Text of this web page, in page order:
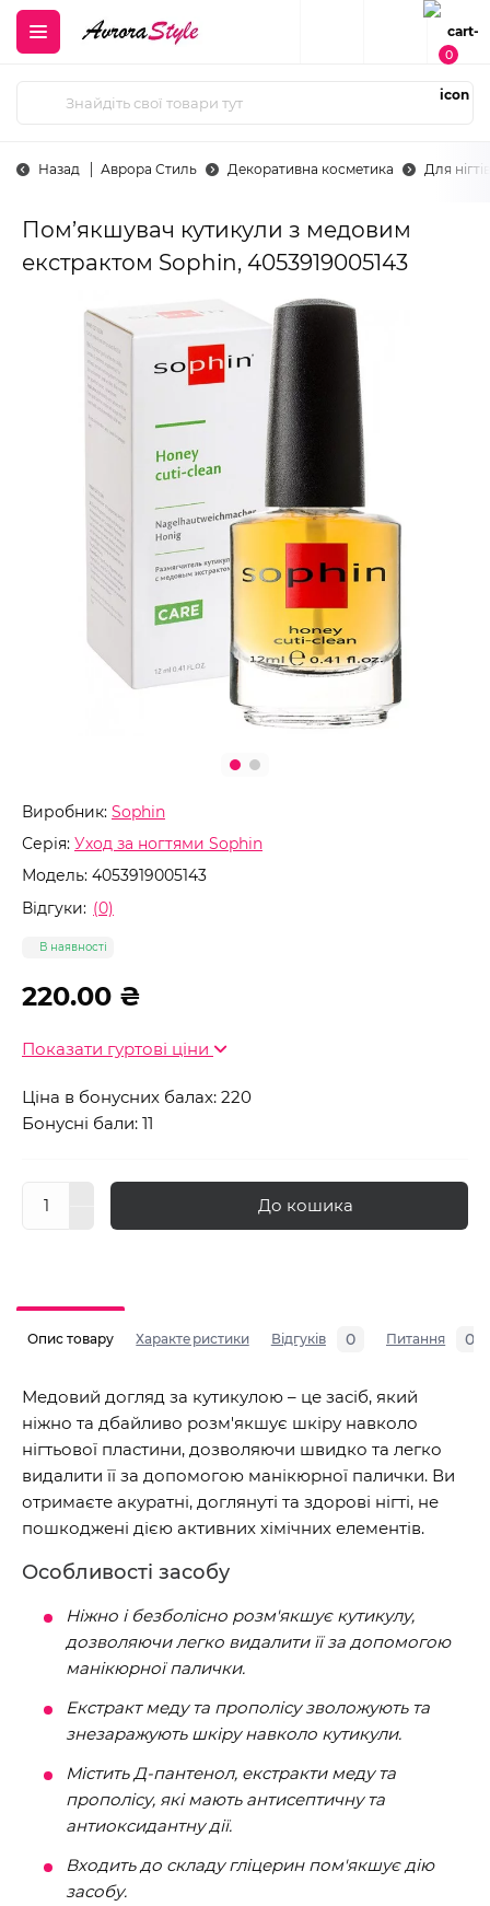
0
Назад Аврора Стиль Декоративна косметика Для нігтів
Пом’якшувач кутикули з медовим
екстрактом Sophin, 4053919005143
Виробник: Sophin
Серія: Уход за ногтями Sophin
Модель: 4053919005143
Відгуки: (0)
В наявності
220.00 ₴
Показати гуртові ціни
Ціна в бонусних балах: 220
Бонусні бали: 11
До кошика
Опис товару Характеристики Відгуків 0 Питання 0
Медовий догляд за кутикулою – це засіб, який
ніжно та дбайливо розм'якшує шкіру навколо
нігтьової пластини, дозволяючи швидко та легко
видалити її за допомогою манікюрної палички. Ви
отримаєте акуратні, доглянуті та здорові нігті, не
пошкоджені дією активних хімічних елементів.
Особливості засобу
Ніжно і безболісно розм'якшує кутикулу,
дозволяючи легко видалити її за допомогою
манікюрної палички.
Екстракт меду та прополісу зволожують та
знезаражують шкіру навколо кутикули.
Містить Д-пантенол, екстракти меду та
прополісу, які мають антисептичну та
антиоксидантну дії.
Входить до складу гліцерин пом'якшує дію
засобу.